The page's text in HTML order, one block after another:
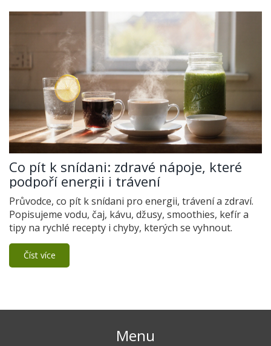
Co pít k snídani: zdravé nápoje, které
podpoří energii i trávení
Průvodce, co pít k snídani pro energii, trávení a zdraví.
Popisujeme vodu, čaj, kávu, džusy, smoothies, kefír a
tipy na rychlé recepty i chyby, kterých se vyhnout.
Číst více
Menu